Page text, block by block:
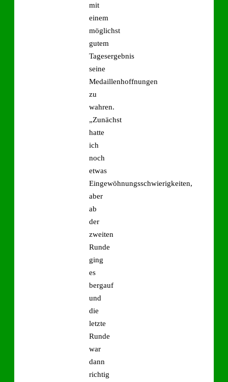
mit
einem
möglichst
gutem
Tagesergebnis
seine
Medaillenhoffnungen
zu
wahren.
„Zunächst
hatte
ich
noch
etwas
Eingewöhnungsschwierigkeiten,
aber
ab
der
zweiten
Runde
ging
es
bergauf
und
die
letzte
Runde
war
dann
richtig